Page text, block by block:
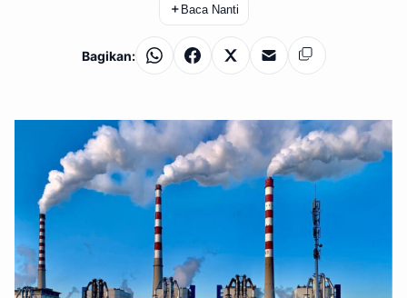
＋ Baca Nanti
Bagikan: WhatsAppFacebook
X EmailSalin